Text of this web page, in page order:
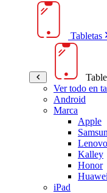
Tabletas
Ver todo en
Android
Marca
Apple
Lenovo
Kalley
Honor
Huawei
iPad